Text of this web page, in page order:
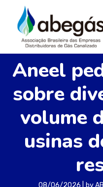
Aneel
sobre
volume
usinas
08/06/2026 by